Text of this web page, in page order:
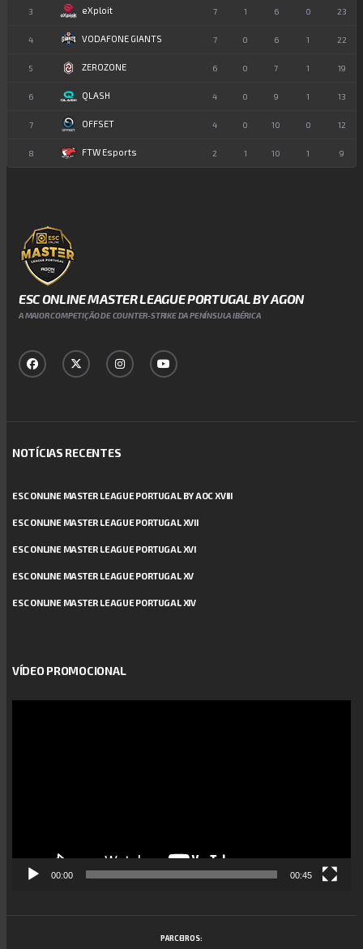
3 eXploit 7 1 6 0 23
4 VODAFONE GIANTS 7 0 6 1 22
5 ZEROZONE 6 0 7 1 19
6 QLASH 4 0 9 1 13
7 OFFSET 4 0 10 0 12
8 FTW Esports 2 1 10 1 9
ESC ONLINE MASTER LEAGUE PORTUGAL BY AGON
A MAIOR COMPETIÇÃO DE COUNTER-STRIKE DA PENÍNSULA IBÉRICA
NOTÍCIAS RECENTES
ESC ONLINE MASTER LEAGUE PORTUGAL BY AOC XVIII
ESC ONLINE MASTER LEAGUE PORTUGAL XVII
ESC ONLINE MASTER LEAGUE PORTUGAL XVI
ESC ONLINE MASTER LEAGUE PORTUGAL XV
ESC ONLINE MASTER LEAGUE PORTUGAL XIV
VÍDEO PROMOCIONAL
00:00 00:45
PARCEIROS: